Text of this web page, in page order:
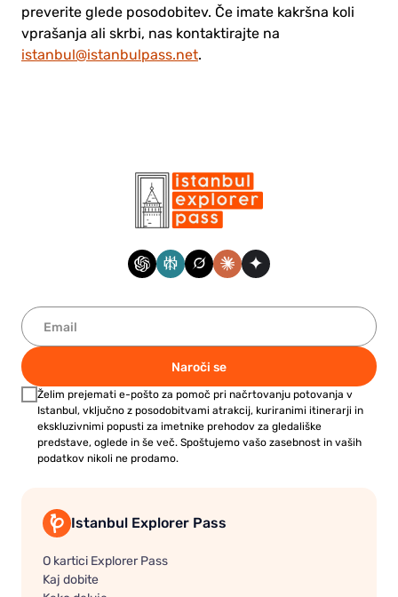
preverite glede posodobitev. Če imate kakršna koli
vprašanja ali skrbi, nas kontaktirajte na
istanbul@istanbulpass.net.
Naroči se
Želim prejemati e-pošto za pomoč pri načrtovanju potovanja v
Istanbul, vključno z posodobitvami atrakcij, kuriranimi itinerarji in
ekskluzivnimi popusti za imetnike prehodov za gledališke
predstave, oglede in še več. Spoštujemo vašo zasebnost in vaših
podatkov nikoli ne prodamo.
Istanbul Explorer Pass
O kartici Explorer Pass
Kaj dobite